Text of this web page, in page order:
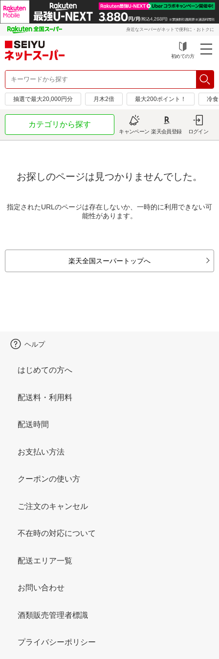
身近なスーパーがネットで便利に・おトクに
初めての方
抽選で最大20,000円分 月木2倍 最大200ポイント！ 冷
カテゴリから探す
キャンペーン 楽天会員登録 ログイン
お探しのページは見つかりませんでした。
指定されたURLのページは存在しないか、一時的に利用できない可
能性があります。
楽天全国スーパートップへ
ヘルプ
はじめての方へ
配送料・利用料
配送時間
お支払い方法
クーポンの使い方
ご注文のキャンセル
不在時の対応について
配送エリア一覧
お問い合わせ
酒類販売管理者標識
プライバシーポリシー